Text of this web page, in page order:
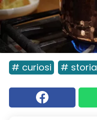
# curiosi # storia